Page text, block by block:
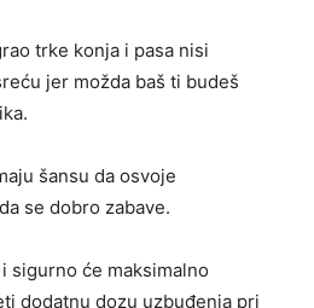
trke konja i pasa nisi
jer možda baš ti budeš
šansu da osvoje
se dobro zabave.
sigurno će maksimalno
dodatnu dozu uzbuđenja pri